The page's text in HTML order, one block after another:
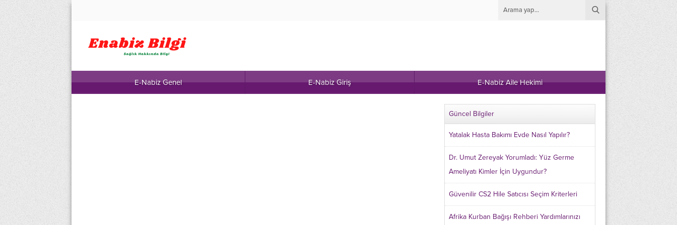
E-Nabiz Genel E-Nabiz Giriş E-Nabiz Aile Hekimi
Güncel Bilgiler
Yatalak Hasta Bakımı Evde Nasıl Yapılır?
Dr. Umut Zereyak Yorumladı: Yüz Germe
Ameliyatı Kimler İçin Uygundur?
Güvenilir CS2 Hile Satıcısı Seçim Kriterleri
Afrika Kurban Bağışı Rehberi Yardımlarınızı